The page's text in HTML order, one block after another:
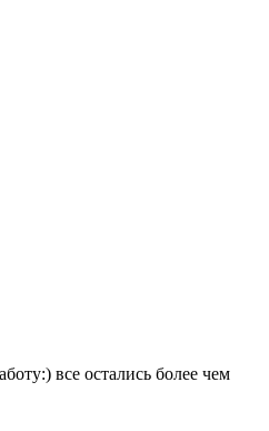
все остались более чем